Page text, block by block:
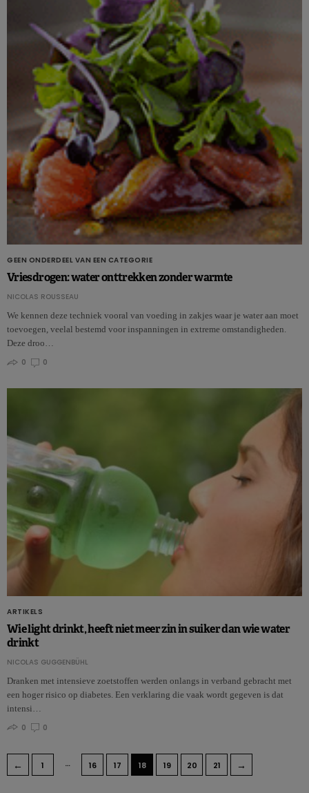
GEEN ONDERDEEL VAN EEN CATEGORIE
Vriesdrogen: water onttrekken zonder warmte
NICOLAS ROUSSEAU
We kennen deze techniek vooral van voeding in zakjes waar je water aan moet
toevoegen, veelal bestemd voor inspanningen in extreme omstandigheden.
Deze droo…
0
0
ARTIKELS
Wie light drinkt, heeft niet meer zin in suiker dan wie water
drinkt
NICOLAS GUGGENBÜHL
Dranken met intensieve zoetstoffen werden onlangs in verband gebracht met
een hoger risico op diabetes. Een verklaring die vaak wordt gegeven is dat
intensi…
0
0
← 1 … 16 17 18 19 20 21 →